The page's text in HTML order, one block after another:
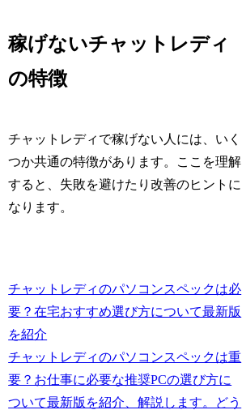
稼げないチャットレディ
の特徴
チャットレディで稼げない人には、いく
つか共通の特徴があります。ここを理解
すると、失敗を避けたり改善のヒントに
なります。
チャットレディのパソコンスペックは必
要？在宅おすすめ選び方について最新版
を紹介
チャットレディのパソコンスペックは重
要？お仕事に必要な推奨PCの選び方に
ついて最新版を紹介、解説します。どう